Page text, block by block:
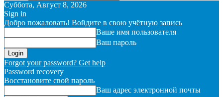
Суббота, Август 8, 2026
Sign in
Добро пожаловать! Войдите в свою учётную запись
Ваше имя пользователя
Ваш пароль
Forgot your password? Get help
Password recovery
Восстановите свой пароль
Ваш адрес электронной почты